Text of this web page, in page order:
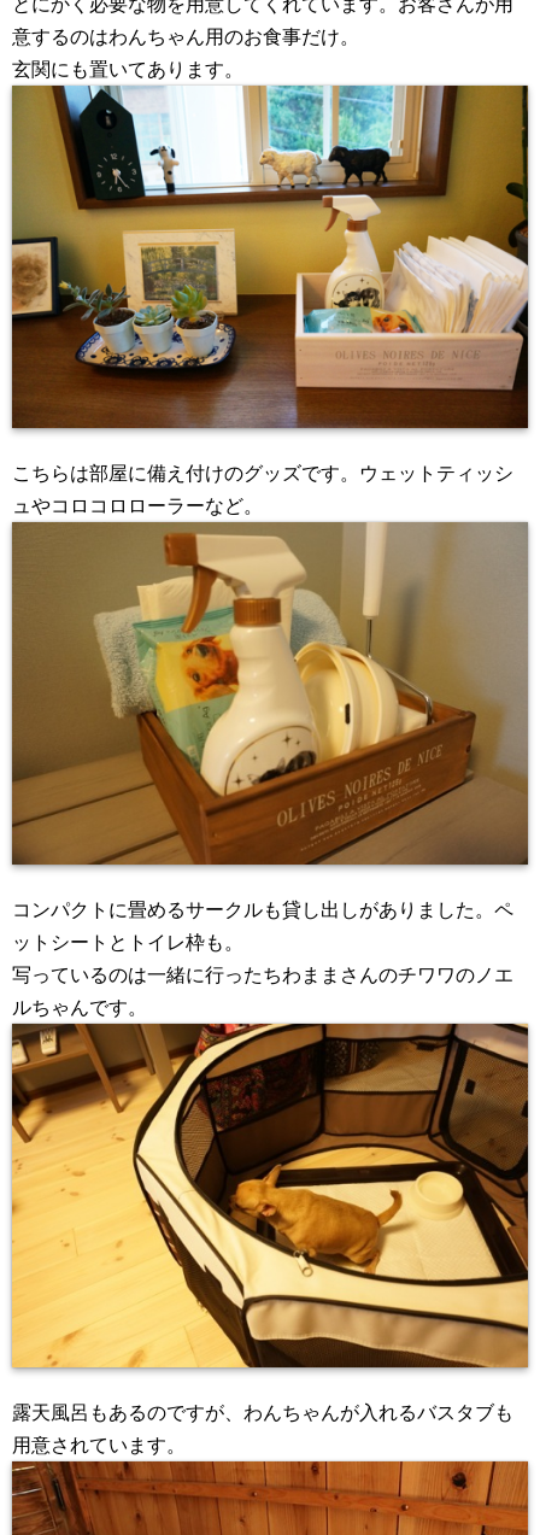
とにかく必要な物を用意してくれています。お客さんが用
意するのはわんちゃん用のお食事だけ。
玄関にも置いてあります。
こちらは部屋に備え付けのグッズです。ウェットティッシ
ュやコロコロローラーなど。
コンパクトに畳めるサークルも貸し出しがありました。ペ
ットシートとトイレ枠も。
写っているのは一緒に行ったちわままさんのチワワのノエ
ルちゃんです。
露天風呂もあるのですが、わんちゃんが入れるバスタブも
用意されています。